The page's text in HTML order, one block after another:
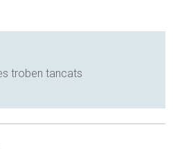
troben tancats